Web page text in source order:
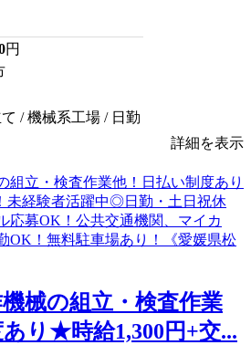
円
/ 機械系工場 / 日勤
詳細を表示
械の組立・検査作業
り★時給1,300円+交...